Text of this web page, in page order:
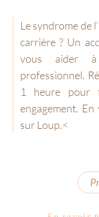
Le syndrome de
carrière ? Un
vous aider à
professionnel.
1 heure pour
engagement.
sur Loup.<